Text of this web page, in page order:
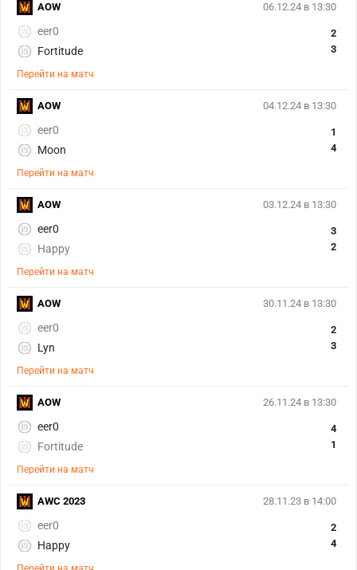
06.12.24 в 13:30
eer0
Fortitude
2
3
Перейти на матч
AOW
04.12.24 в 13:30
eer0
Moon
1
4
Перейти на матч
AOW
03.12.24 в 13:30
eer0
Happy
3
2
Перейти на матч
AOW
30.11.24 в 13:30
eer0
Lyn
2
3
Перейти на матч
AOW
26.11.24 в 13:30
eer0
Fortitude
4
1
Перейти на матч
AOW
28.11.23 в 14:00
eer0
Happy
2
4
AWC 2023